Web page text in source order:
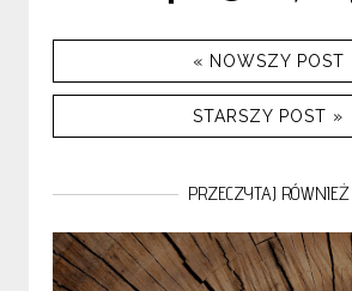
« NOWSZY POST
STARSZY POST »
PRZECZYTAJ RÓWNIEŻ